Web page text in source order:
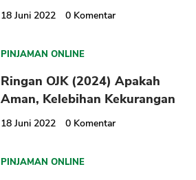
18 Juni 2022 0 Komentar
PINJAMAN ONLINE
Ringan OJK (2024) Apakah
Aman, Kelebihan Kekurangan
18 Juni 2022 0 Komentar
PINJAMAN ONLINE